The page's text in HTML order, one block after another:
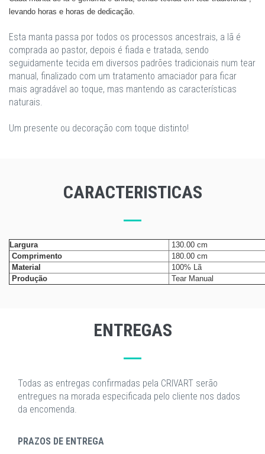
levando horas e horas de dedicação.
Esta manta passa por todos os processos ancestrais, a lã é
comprada ao pastor, depois é fiada e tratada, sendo
seguidamente tecida em diversos padrões tradicionais num tear
manual, finalizado com um tratamento amaciador para ficar
mais agradável ao toque, mas mantendo as características
naturais.
Um presente ou decoração com toque distinto!
CARACTERISTICAS
Largura
130.00 cm
Comprimento
180.00 cm
Material
100% Lã
Produção
Tear Manual
ENTREGAS
Todas as entregas confirmadas pela CRIVART serão
entregues na morada especificada pelo cliente nos dados
da encomenda.
PRAZOS DE ENTREGA